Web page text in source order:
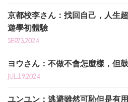
京都校李さん：找回自己，人生
遊學初體驗
SEP.23,2024
ヨウさん：不做不會怎麼樣，但
JUL.19,2024
ユンユン：逃避雖然可恥但是有用